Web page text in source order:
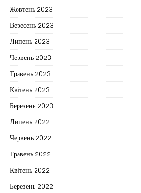
Жовтень 2023
Вересень 2023
Липень 2023
Червень 2023
Травень 2023
Квітень 2023
Березень 2023
Липень 2022
Червень 2022
Травень 2022
Квітень 2022
Березень 2022